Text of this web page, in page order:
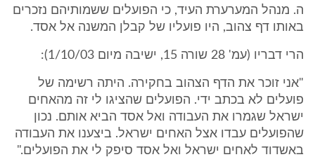
ה. מנהל המערערת העיד, כי הפועלים ששמותיהם נזכרים
באותו דף צהוב, היו פועליו של קבלן המשנה אל אסד.
הרי דבריו (עמ' 28 שורה 15, ישיבה מיום 1/10/03):
"אני זוכר את הדף הצהוב בחקירה. היתה רשימה של
פועלים לא בכתב ידי. הפועלים שהציגו לי זה מהאחים
ישראל שגמרו את העבודה ואל אסד הביא אותם. נכון
שהפועלים עבדו אצל האחים ישראל. ביצענו את העבודה
באשדוד לאחים ישראל ואל אסד סיפק לי את הפועלים."